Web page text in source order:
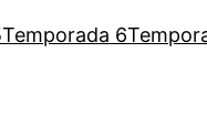
Temporada 6